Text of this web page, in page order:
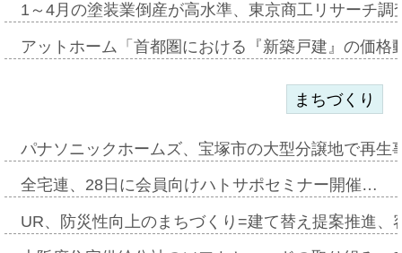
1～4月の塗装業倒産が高水準、東京商工リサーチ
アットホーム「首都圏における『新築戸建』の価
まちづくり
パナソニックホームズ、宝塚市の大型分譲地で再
全宅連、28日に会員向けハトサポセミナー開催…
UR、防災性向上のまちづくり=建て替え提案推進